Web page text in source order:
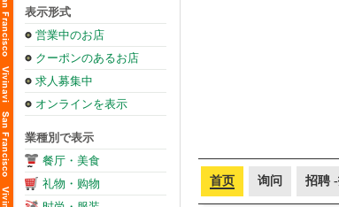
表示形式
営業中のお店
クーポンのあるお店
求人募集中
オンラインを表示
業種別で表示
餐厅・美食
礼物・购物
首页 询问 招聘